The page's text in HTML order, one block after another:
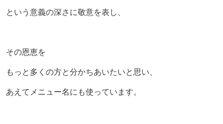
という意義の深さに敬意を表し、
その恩恵を
もっと多くの方と分かちあいたいと思い、
あえてメニュー名にも使っています。